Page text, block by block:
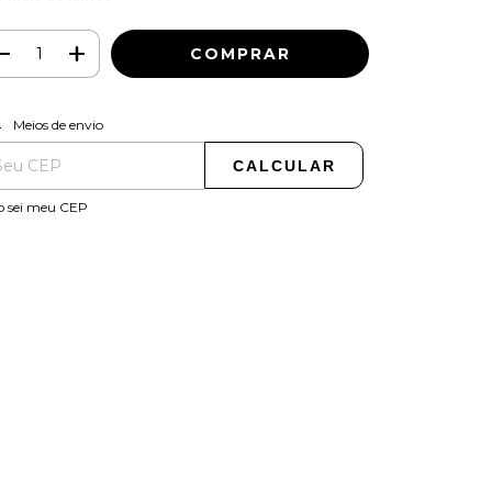
para o CEP:
Meios de envio
CALCULAR
sei meu CEP